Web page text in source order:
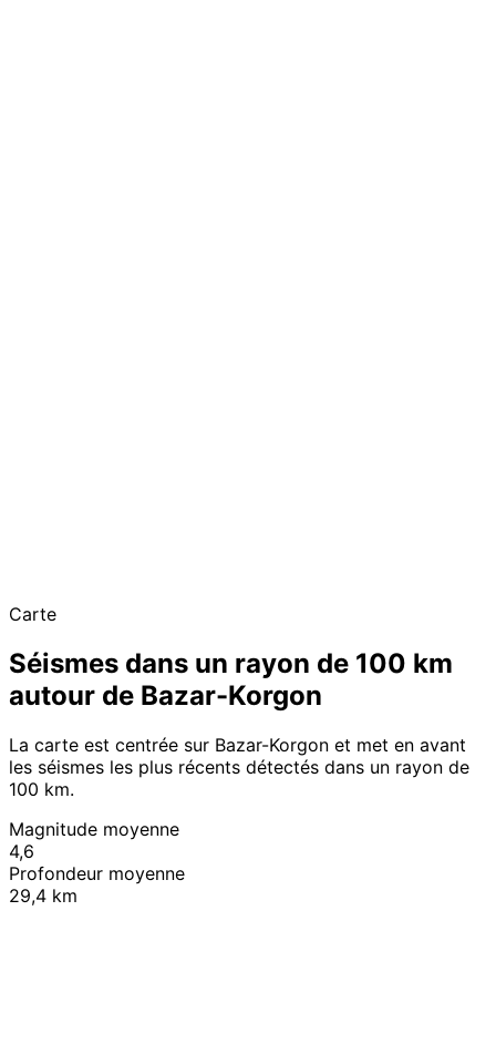
Carte
Séismes dans un rayon de 100 km
autour de Bazar-Korgon
La carte est centrée sur Bazar-Korgon et met en avant
les séismes les plus récents détectés dans un rayon de
100 km.
Magnitude moyenne
4,6
Profondeur moyenne
29,4 km